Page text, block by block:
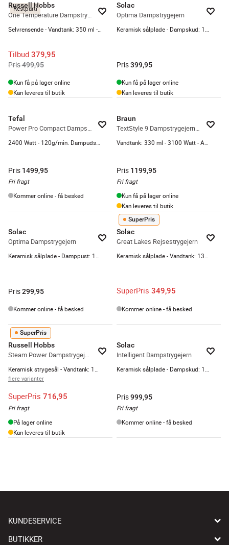
Restparti
Russell Hobbs
One Temperature Dampstrygejern
Tilbud 379,95
Pris499,95
Kun få på lager online
Kan leveres til butik
Solac
Optima Dampstrygejern
Pris399,95
Kun få på lager online
Kan leveres til butik
Tefal
Power Pro Compact Dampstrygejern
Pris 1499,95
Fri fragt
Kommer online - få besked
Braun
TextStyle 9 Dampstrygejern SI9661VI
Pris 1199,95
Fri fragt
Kun få på lager online
Kan leveres til butik
Solac
Optima Dampstrygejern
Pris299,95
Kommer online - få besked
SuperPris
Solac
Great Lakes Rejsestrygejern
SuperPris 349,95
Kommer online - få besked
SuperPris
Russell Hobbs
Steam Power Dampstrygejern
flere varianter
SuperPris 716,95
Fri fragt
På lager online
Kan leveres til butik
Solac
Intelligent Dampstrygejern
Pris999,95
Fri fragt
Kommer online - få besked
KUNDESERVICE
BUTIKKER